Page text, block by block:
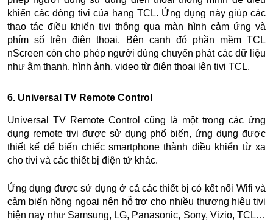
khiển các dòng tivi của hang TCL. Ứng dụng này giúp các
thao tác điều khiển tivi thông qua màn hình cảm ứng và
phím số trên điện thoại. Bên cạnh đó phần mềm TCL
nScreen còn cho phép người dùng chuyển phát các dữ liệu
như âm thanh, hình ảnh, video từ điện thoại lên tivi TCL.
6. Universal TV Remote Control
Universal TV Remote Control cũng là một trong các ứng
dụng remote tivi được sử dụng phổ biến, ứng dụng được
thiết kế để biến chiếc smartphone thành điều khiển từ xa
cho tivi và các thiết bị điện tử khác.
Ứng dụng được sử dụng ở cả các thiết bị có kết nối Wifi và
cảm biến hồng ngoại nên hỗ trợ cho nhiều thương hiệu tivi
hiện nay như Samsung, LG, Panasonic, Sony, Vizio, TCL…